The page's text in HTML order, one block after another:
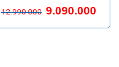
12.990.000 9.090.000